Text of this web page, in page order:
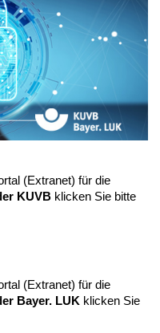
(Extranet) für die
KUVB klicken Sie bitte
(Extranet) für die
Bayer. LUK klicken Sie